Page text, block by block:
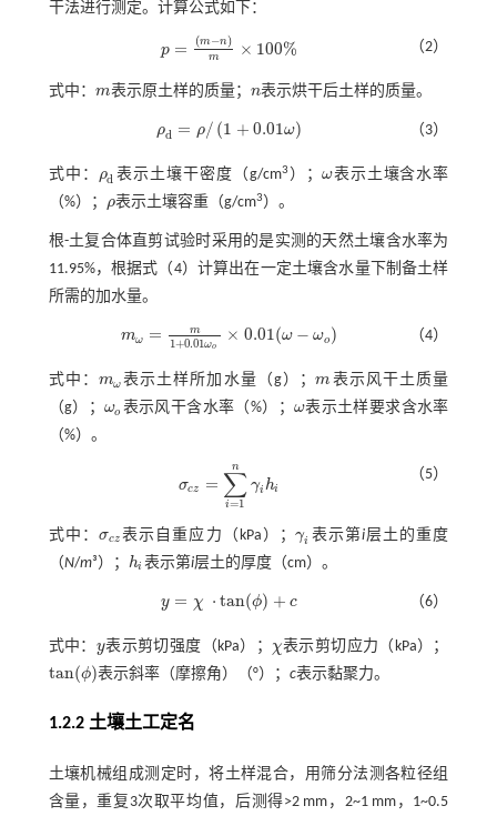
干法进行测定。计算公式如下：
p = (m−n)
m × 100%
p=(m -n)m×100 % （2）
式中： m
m 表示原土样的质量；n
n表示烘干后土样的质量。
ρd = ρ/ (1 + 0.01ω)
ρd =ρ/ (1+ 0.01ω ) （3）
式中： ρd
ρd 表示土壤干密度（g/cm3 ）； ω
ω表示土壤含水率
（%）；
ρ
ρ表示土壤容重（g/cm3）。
根-土复合体直剪试验时采用的是实测的天然土壤含水率为
11.95%，根据式（4） 计算出在一定土壤含水量下制备土样
所需的加水量。
mω = m
1+0.01ωo
× 0.01(ω − ωo )
mω =m 1+0.01ωo ×0.01(ω-ωo) （4）
式中： mω
mω表示土样所加水量（g）；m
m 表示风干土质量
（g）； ωo
ωo 表示风干含水率（%）； ω
ω表示土样要求含水率
（%）。
σcz = ∑
i=1
n
γi hi
σcz =∑i 1n ihi
（5）
式中： σcz
σcz表示自重应力（kPa）； γi
γi 表示第i层土的重度
（N/m³）； hi
hi 表示第i层土的厚度（cm）。
y = χ ⋅ tan(ϕ) + c
y= χ · tan (ϕ)+c （6）
式中： y
y表示剪切强度（kPa）； χ
χ 表示剪切应力（kPa）；
tan(ϕ)
tan(ϕ) 表示斜率（摩擦角）（°）；c表示黏聚力。
1.2.2 土壤土工定名
土壤机械组成测定时，将土样混合，用筛分法测各粒径组
含量，重复3次取平均值，后测得>2 mm，2~1 mm，1~0.5